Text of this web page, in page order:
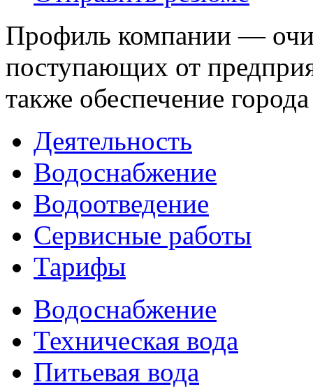
Профиль компании —
поступающих от
также обеспечение
Деятельность
Водоснабжение
Водоотведение
Сервисные работы
Тарифы
Водоснабжение
Техническая вода
Питьевая вода